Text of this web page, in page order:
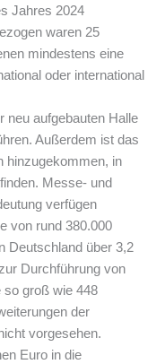
Jahres 2024
waren 25
mindestens eine
oder international
neu aufgebauten Halle
Außerdem ist das
hinzugekommen, in
Messe- und
verfügen
von rund 380.000
Deutschland über 3,2
Durchführung von
so groß wie 448
der
vorgesehen.
Euro in die